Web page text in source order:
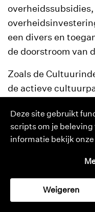
Deze site gebruikt
scripts om je
informatie bekijk onze
Weigeren
cultuurmonitor
een divers en
de doorstroom van
Zoals de
de actieve
nu is ze afgezakt
minister
beleidswijzigingen
gevaar bestaat dat
bezoekers.